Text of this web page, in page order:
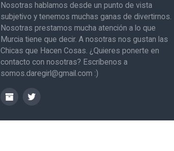
Nosotras hablamos desde un punto de vista
subjetivo y tenemos muchas ganas de divertirnos.
Nosotras prestamos mucha atención a lo que
Murcia tiene que decir. A nosotras nos gustan las
Chicas que Hacen Cosas. ¿Quieres ponerte en
contacto con nosotras? Escríbenos a
somos.daregirl@gmail.com :)